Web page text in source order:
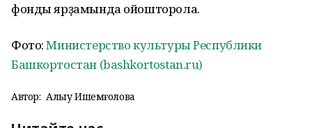
фонды ярҙамында ойошторола.
Фото:Министерство культуры Республики
Башкортостан (bashkortostan.ru)
Автор: Алһыу Ишемғолова